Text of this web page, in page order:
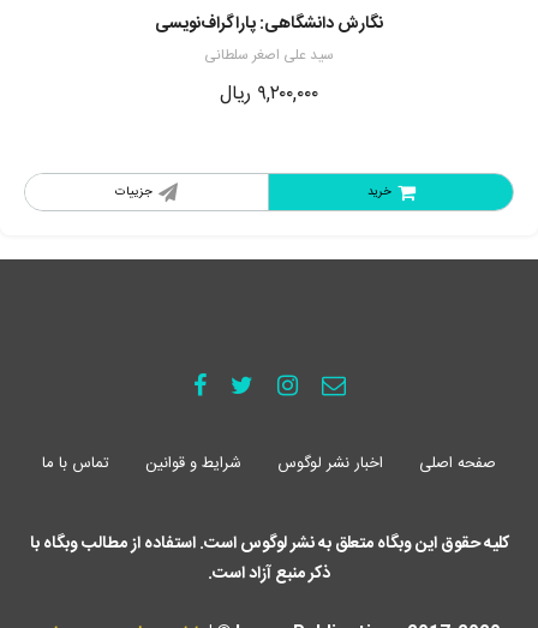
نگارش دانشگاهی: پاراگراف‌نویسی
سید علی اصغر سلطانی
۹,۲۰۰,۰۰۰ ریال
جزییات خرید
صفحه اصلی اخبار نشر لوگوس شرایط و قوانین تماس با ما
کلیه حقوق این وبگاه متعلق به نشر لوگوس است. استفاده از مطالب وبگاه با
ذکر منبع آزاد است.